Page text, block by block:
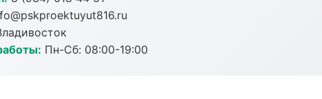
Пн-Сб: 08:00-19:00